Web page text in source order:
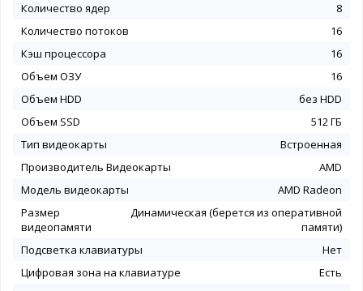
Количество ядер
8
Количество потоков
16
Кэш процессора
16
Объем ОЗУ
16
Объем HDD
без HDD
Объем SSD
512 ГБ
Тип видеокарты
Встроенная
Производитель Видеокарты
AMD
Модель видеокарты
AMD Radeon
Размер
видеопамяти
Динамическая (берется из оперативной
памяти)
Подсветка клавиатуры
Нет
Цифровая зона на клавиатуре
Есть